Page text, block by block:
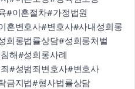
#이혼절차#가정법원
혼변호사#변호사#사내성희롱
희롱법률상담#성희롱처벌
해#성희롱사례
#성범죄변호사#변호사
금지법#형사법률상담